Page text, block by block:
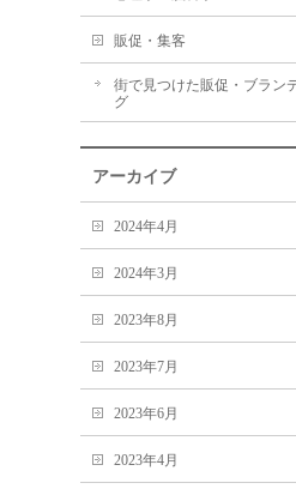
販促・集客
街で見つけた販促・ブラン
グ
アーカイブ
2024年4月
2024年3月
2023年8月
2023年7月
2023年6月
2023年4月